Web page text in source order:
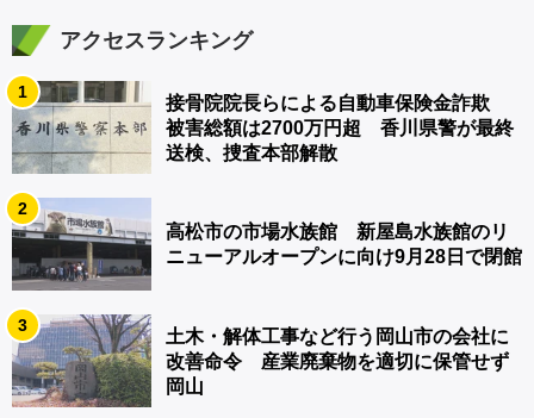
アクセスランキング
1
接骨院院長らによる自動車保険金詐欺
被害総額は2700万円超 香川県警が最終
送検、捜査本部解散
2
高松市の市場水族館 新屋島水族館のリ
ニューアルオープンに向け9月28日で閉館
3
土木・解体工事など行う岡山市の会社に
改善命令 産業廃棄物を適切に保管せず
岡山